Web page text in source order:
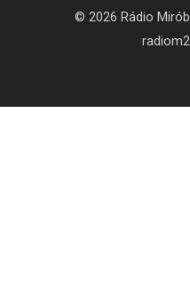
© 2026 Rádio